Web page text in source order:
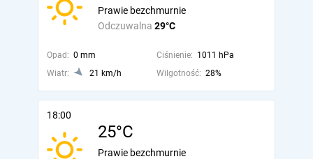
Odczuwalna 29°C
Prawie bezchmurnie
Opad: 0 mm Ciśnienie: 1011 hPa
Wiatr:
21 km/h Wilgotność: 28%
18:00
25°C
Prawie bezchmurnie